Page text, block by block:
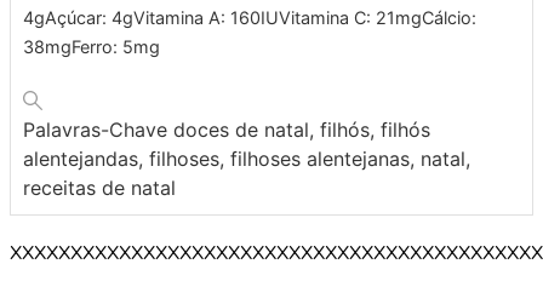
4gAçúcar: 4gVitamina A: 160IUVitamina C: 21mgCálcio:
38mgFerro: 5mg
Palavras-Chave doces de natal, filhós, filhós
alentejandas, filhoses, filhoses alentejanas, natal,
receitas de natal